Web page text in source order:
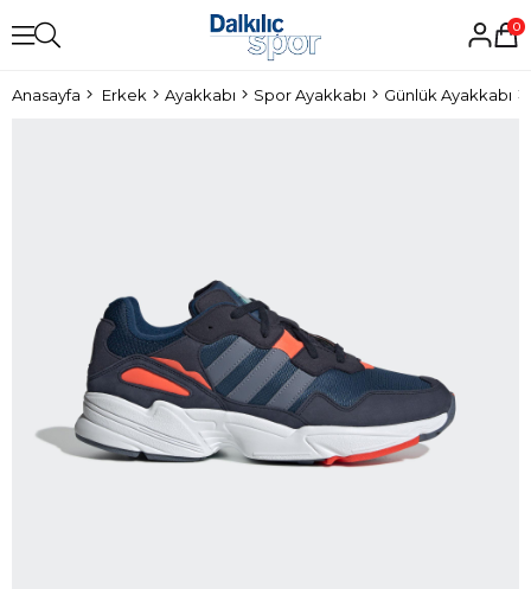
0
Anasayfa Erkek Ayakkabı Spor Ayakkabı Günlük Ayakkabı